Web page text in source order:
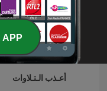
أعـذب الـتـلاوات
APP